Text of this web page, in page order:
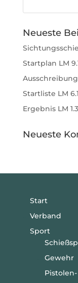
Neueste
Startplan LM
Startliste LM
Ergebnis LM
Neueste
Start
Verband
Sport
Gewehr